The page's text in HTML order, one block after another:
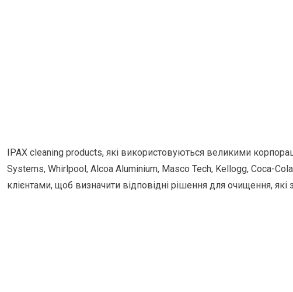
IPAX cleaning products, які використовуються великими
Systems, Whirlpool, Alcoa Aluminium, Masco Tech, Kellogg, Coca-
клієнтами, щоб визначити відповідні рішення для очищення,